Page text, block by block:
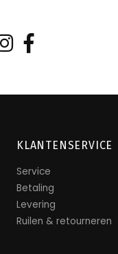
KLANTENSERVICE
Service
Betaling
Levering
Ruilen & retourneren